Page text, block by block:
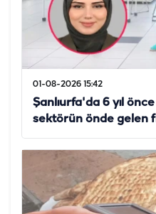
01-08-2026 15:42
Şanlıurfa'da 6 yıl
sektörün önde gelen